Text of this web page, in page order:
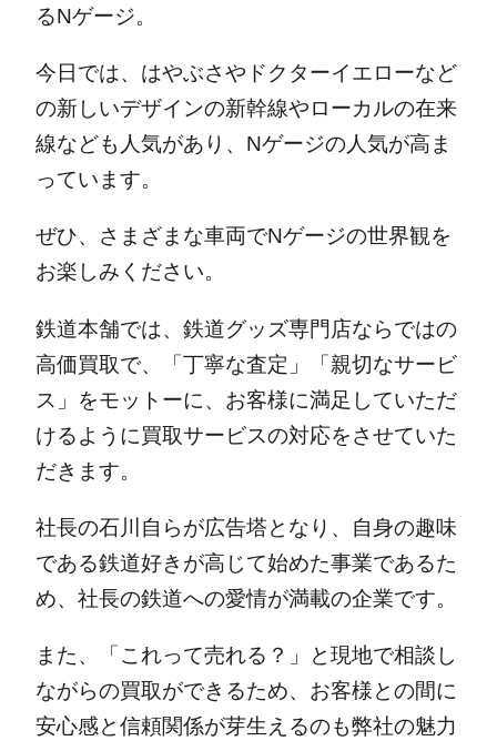
るNゲージ。
今日では、はやぶさやドクターイエローなど
の新しいデザインの新幹線やローカルの在来
線なども人気があり、Nゲージの人気が高ま
っています。
ぜひ、さまざまな車両でNゲージの世界観を
お楽しみください。
鉄道本舗では、鉄道グッズ専門店ならではの
高価買取で、「丁寧な査定」「親切なサービ
ス」をモットーに、お客様に満足していただ
けるように買取サービスの対応をさせていた
だきます。
社長の石川自らが広告塔となり、自身の趣味
である鉄道好きが高じて始めた事業であるた
め、社長の鉄道への愛情が満載の企業です。
また、「これって売れる？」と現地で相談し
ながらの買取ができるため、お客様との間に
安心感と信頼関係が芽生えるのも弊社の魅力